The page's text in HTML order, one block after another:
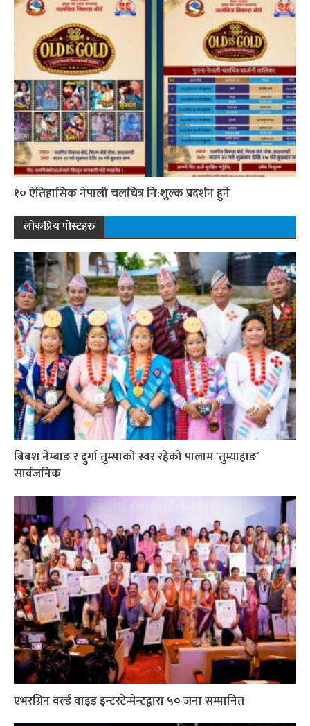
१० ऐतिहासिक नेपाली चलचित्र नि:शुल्क प्रदर्शन हुने
लोकप्रिय पोस्टहरु
बिबश नेम्बाङ र दुर्गा तुम्साको स्वर रहेको पालाम `तुम्याहाङ´
सार्वजनिक
एभरग्रिन वर्ल्ड वाइड इन्टरटेन्मेन्टद्वारा ५० जना सम्मानित